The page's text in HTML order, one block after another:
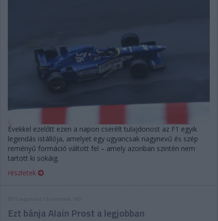
Évekkel ezelőtt ezen a napon cserélt tulajdonost az F1 egyik
legendás istállója, amelyet egy ugyancsak nagynevű és szép
reményű formáció váltott fel – amely azonban szintén nem
tartott ki sokáig.
részletek
2015. augusztus 13. csütörtök, 14:01
Ezt bánja Alain Prost a legjobban